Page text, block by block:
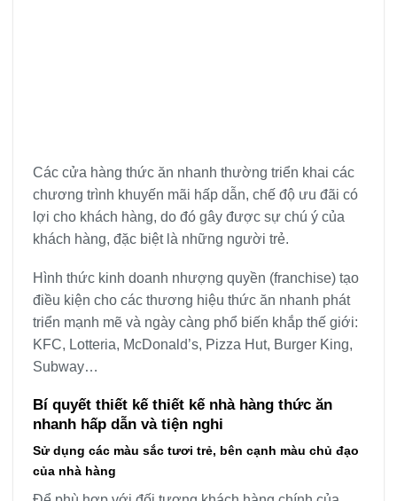
Các cửa hàng thức ăn nhanh thường triển khai các
chương trình khuyến mãi hấp dẫn, chế độ ưu đãi có
lợi cho khách hàng, do đó gây được sự chú ý của
khách hàng, đặc biệt là những người trẻ.
Hình thức kinh doanh nhượng quyền (franchise) tạo
điều kiện cho các thương hiệu thức ăn nhanh phát
triển mạnh mẽ và ngày càng phổ biến khắp thế giới:
KFC, Lotteria, McDonald’s, Pizza Hut, Burger King,
Subway…
Bí quyết thiết kế thiết kế nhà hàng thức ăn
nhanh hấp dẫn và tiện nghi
Sử dụng các màu sắc tươi trẻ, bên cạnh màu chủ đạo
của nhà hàng